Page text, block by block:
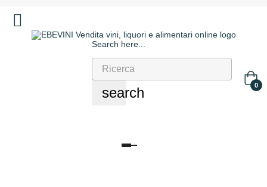
Search here...
search 0
navigazione